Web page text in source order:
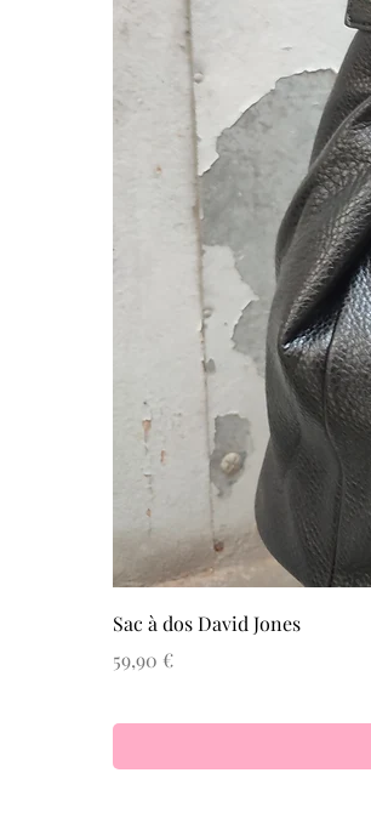
Sac à dos David Jones
Prix
59,90 €